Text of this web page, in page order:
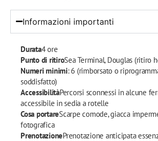
Informazioni importanti
Durata4 ore
Punto di ritiroSea Terminal, Douglas (ritiro
Numeri minimi: 6 (rimborsato o
soddisfatto)
AccessibilitàPercorsi sconnessi in alcune
accessibile in sedia a rotelle
Cosa portareScarpe comode, giacca
fotografica
PrenotazionePrenotazione anticipata